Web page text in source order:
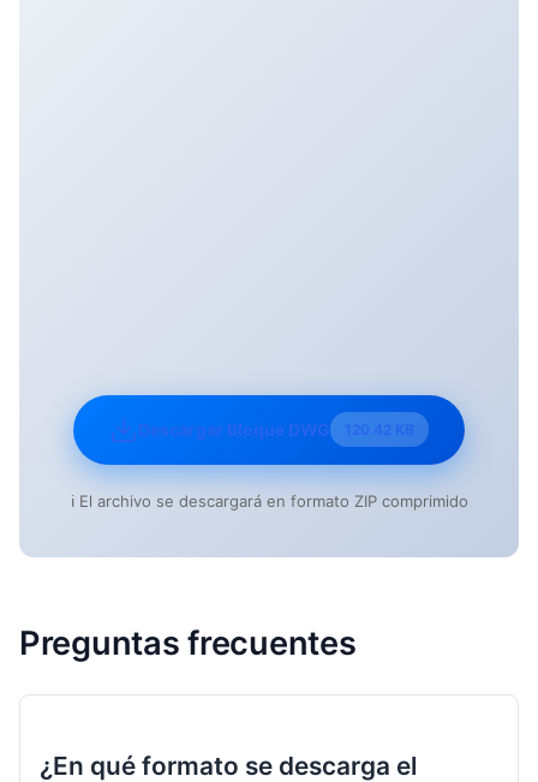
Descargar Bloque DWG 120.42 KB
ℹ️ El archivo se descargará en formato ZIP comprimido
Preguntas frecuentes
¿En qué formato se descarga el